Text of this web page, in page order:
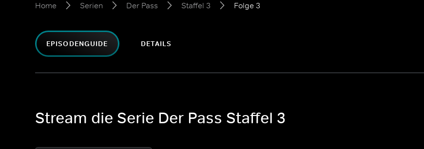
Home Serien Der Pass Staffel 3 Folge 3
EPISODENGUIDE DETAILS
Stream die Serie Der Pass Staffel 3